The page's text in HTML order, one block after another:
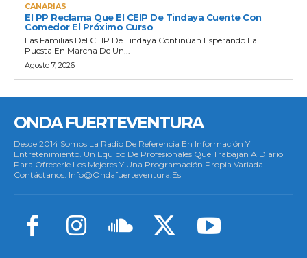
CANARIAS
El PP Reclama Que El CEIP De Tindaya Cuente Con
Comedor El Próximo Curso
Las Familias Del CEIP De Tindaya Continúan Esperando La
Puesta En Marcha De Un...
Agosto 7, 2026
ONDA FUERTEVENTURA
Desde 2014 Somos La Radio De Referencia En Información Y
Entretenimiento. Un Equipo De Profesionales Que Trabajan A Diario
Para Ofrecerle Los Mejores Y Una Programación Propia Variada.
Contáctanos: Info@ondafuerteventura.es